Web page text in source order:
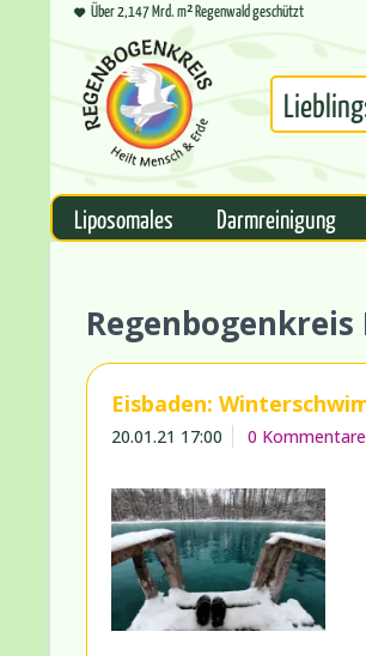
Über 2,147 Mrd. m² Regenwald geschützt
Liposomales Darmreinigung
Eisbaden:
20.01.21 17:00 0 Kommentare